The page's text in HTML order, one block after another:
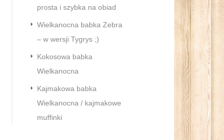
prosta i szybka na obiad
Wielkanocna babka Zebra
– w wersji Tygrys ;)
Kokosowa babka
Wielkanocna
Kajmakowa babka
Wielkanocna / kajmakowe
muffinki